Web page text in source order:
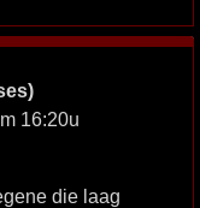
16:20u
die laag